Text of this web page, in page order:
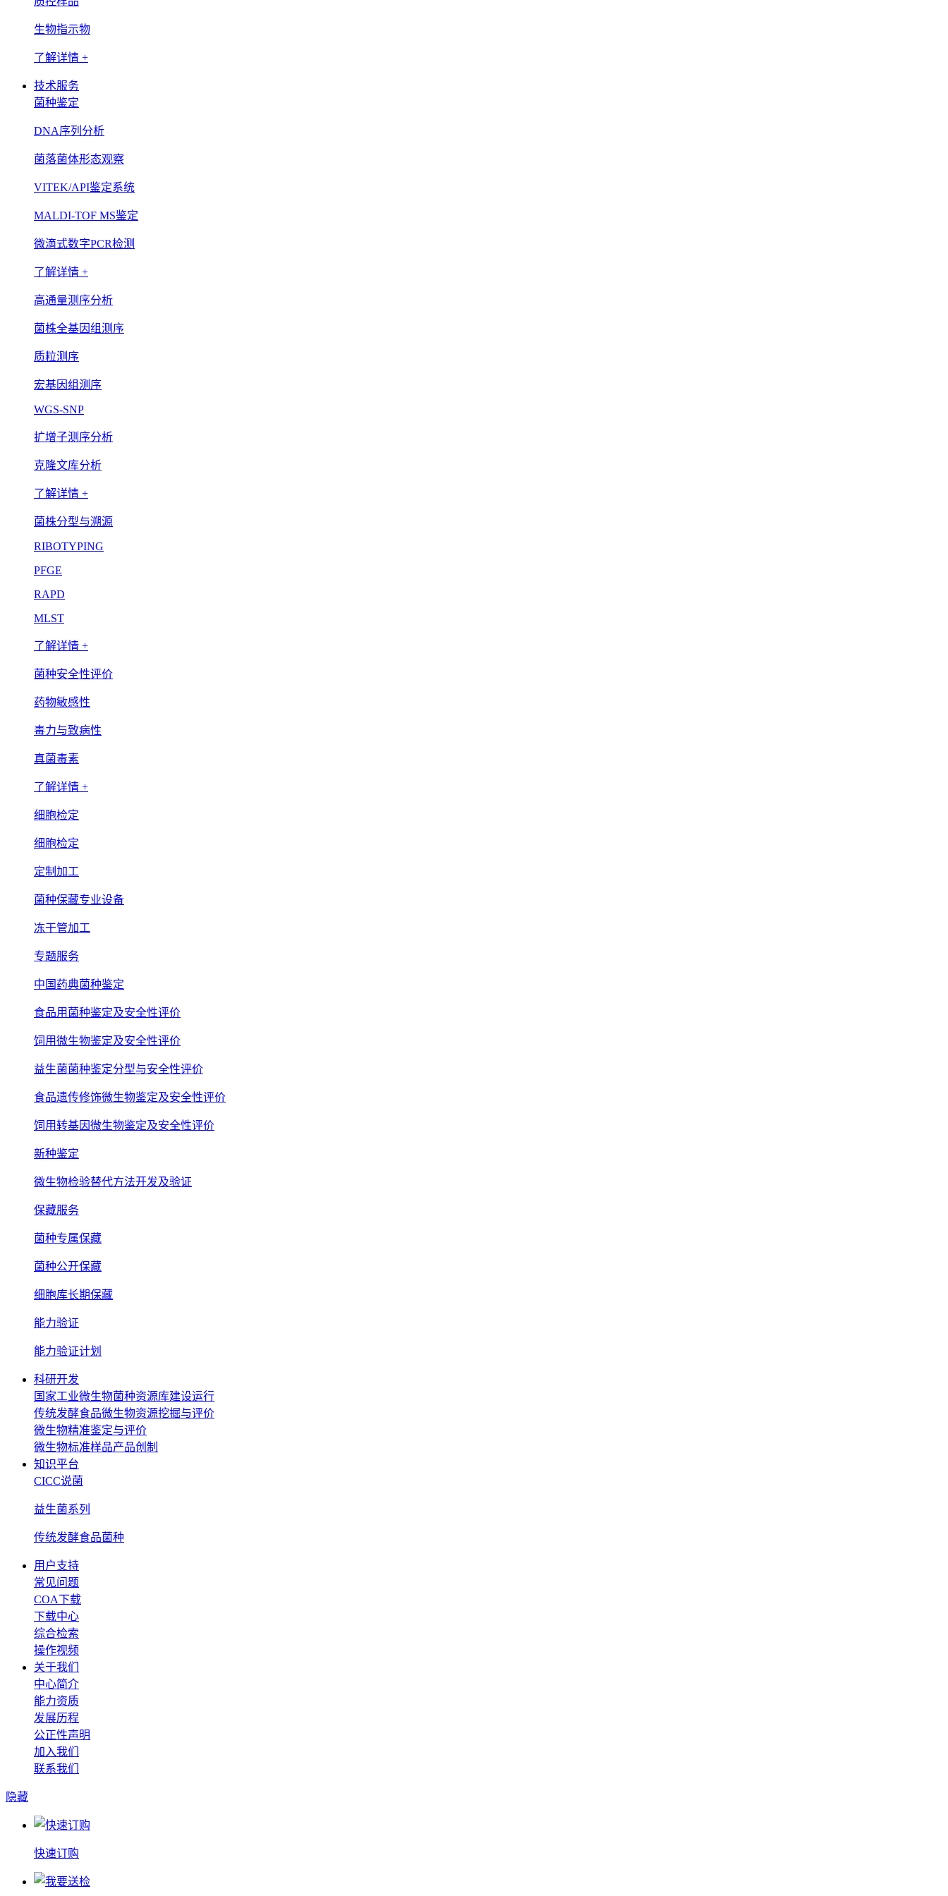
生物指示物
了解详情 +
技术服务
菌种鉴定
DNA序列分析
菌落菌体形态观察
VITEK/API鉴定系统
MALDI-TOF MS鉴定
微滴式数字PCR检测
了解详情 +
高通量测序分析
菌株全基因组测序
质粒测序
宏基因组测序
WGS-SNP
扩增子测序分析
克隆文库分析
了解详情 +
菌株分型与溯源
RIBOTYPING
PFGE
RAPD
MLST
了解详情 +
菌种安全性评价
药物敏感性
毒力与致病性
真菌毒素
了解详情 +
细胞检定
细胞检定
定制加工
菌种保藏专业设备
冻干管加工
专题服务
中国药典菌种鉴定
食品用菌种鉴定及安全性评价
饲用微生物鉴定及安全性评价
益生菌菌种鉴定分型与安全性评价
食品遗传修饰微生物鉴定及安全性评价
饲用转基因微生物鉴定及安全性评价
新种鉴定
微生物检验替代方法开发及验证
保藏服务
菌种专属保藏
菌种公开保藏
细胞库长期保藏
能力验证
能力验证计划
科研开发
国家工业微生物菌种资源库建设运行
传统发酵食品微生物资源挖掘与评价
微生物精准鉴定与评价
微生物标准样品产品创制
知识平台
CICC说菌
益生菌系列
传统发酵食品菌种
用户支持
常见问题
COA下载
下载中心
综合检索
操作视频
关于我们
中心简介
能力资质
发展历程
公正性声明
加入我们
联系我们
隐藏
快速订购